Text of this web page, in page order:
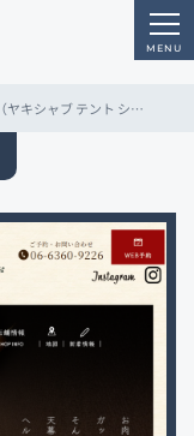
焼きしゃぶ 天幕 しゃぶしゃぶ （ヤキシャブ テント シャブシャブ）